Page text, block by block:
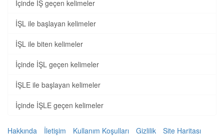
İçinde İŞ geçen kelimeler
İŞL ile başlayan kelimeler
İŞL ile biten kelimeler
İçinde İŞL geçen kelimeler
İŞLE ile başlayan kelimeler
İçinde İŞLE geçen kelimeler
Hakkında İletişim Kullanım Koşulları Gizlilik Site Haritası